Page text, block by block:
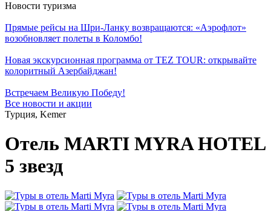
Новости туризма
Прямые рейсы на Шри-Ланку возвращаются: «Аэрофлот»
возобновляет полеты в Коломбо!
Новая экскурсионная программа от TEZ TOUR: открывайте
колоритный Азербайджан!
Встречаем Великую Победу!
Все новости и акции
Турция, Kemer
Отель MARTI MYRA HOTEL
5 звезд